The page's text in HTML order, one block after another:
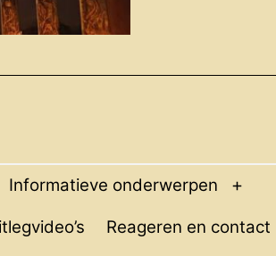
Informatieve onderwerpen
Open
menu
Reageren en contact